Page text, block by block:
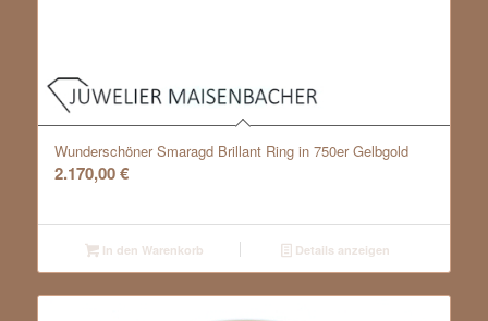
Wunderschöner Smaragd Brillant Ring in 750er Gelbgold
2.170,00€
In den Warenkorb Details anzeigen